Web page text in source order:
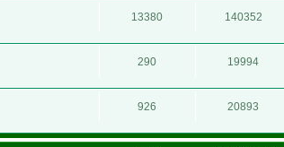
13380 140352
290 19994
926 20893